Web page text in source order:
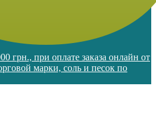
грн., при оплате заказа онлайн от
марки, соль и песок по